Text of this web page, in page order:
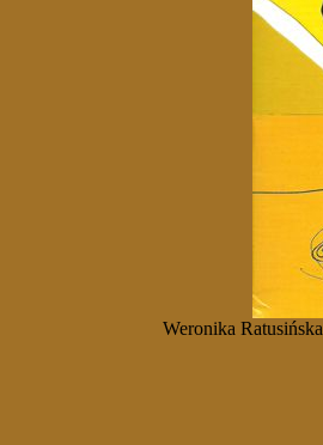
Weronika Ratusińska